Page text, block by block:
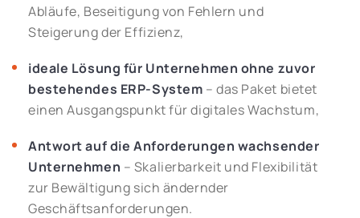
Abläufe, Beseitigung von Fehlern und
Steigerung der Effizienz,
ideale Lösung für Unternehmen ohne zuvor
bestehendes ERP-System – das Paket bietet
einen Ausgangspunkt für digitales Wachstum,
Antwort auf die Anforderungen wachsender
Unternehmen – Skalierbarkeit und Flexibilität
zur Bewältigung sich ändernder
Geschäftsanforderungen.